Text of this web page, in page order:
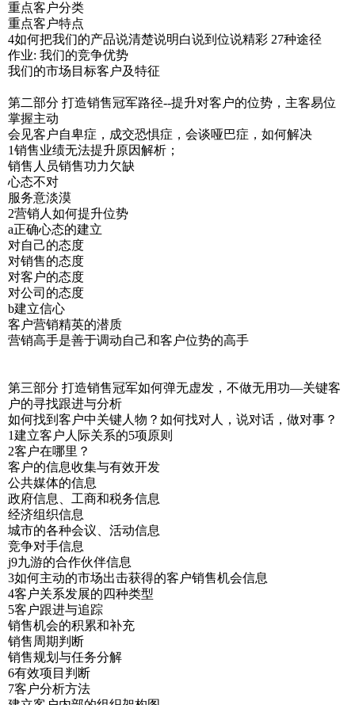
重点客户分类
重点客户特点
4如何把我们的产品说清楚说明白说到位说精彩 27种途径
作业: 我们的竞争优势
我们的市场目标客户及特征
第二部分 打造销售冠军路径--提升对客户的位势，主客易位
掌握主动
会见客户自卑症，成交恐惧症，会谈哑巴症，如何解决
1销售业绩无法提升原因解析；
销售人员销售功力欠缺
心态不对
服务意淡漠
2营销人如何提升位势
a正确心态的建立
对自己的态度
对销售的态度
对客户的态度
对公司的态度
b建立信心
客户营销精英的潜质
营销高手是善于调动自己和客户位势的高手
第三部分 打造销售冠军如何弹无虚发，不做无用功—关键客
户的寻找跟进与分析
如何找到客户中关键人物？如何找对人，说对话，做对事？
1建立客户人际关系的5项原则
2客户在哪里？
客户的信息收集与有效开发
公共媒体的信息
政府信息、工商和税务信息
经济组织信息
城市的各种会议、活动信息
竞争对手信息
j9九游的合作伙伴信息
3如何主动的市场出击获得的客户销售机会信息
4客户关系发展的四种类型
5客户跟进与追踪
销售机会的积累和补充
销售周期判断
销售规划与任务分解
6有效项目判断
7客户分析方法